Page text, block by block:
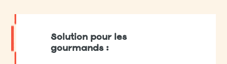
Solution pour les
gourmands :